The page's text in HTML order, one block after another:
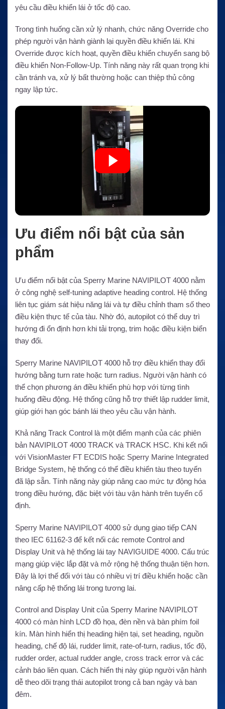
yêu cầu điều khiển lái ở tốc độ cao.
Trong tình huống cần xử lý nhanh, chức năng Override cho
phép người vận hành giành lại quyền điều khiển lái. Khi
Override được kích hoạt, quyền điều khiển chuyển sang bộ
điều khiển Non-Follow-Up. Tính năng này rất quan trọng khi
cần tránh va, xử lý bất thường hoặc can thiệp thủ công
ngay lập tức.
Ưu điểm nổi bật của sản
phẩm
Ưu điểm nổi bật của Sperry Marine NAVIPILOT 4000 nằm
ở công nghệ self-tuning adaptive heading control. Hệ thống
liên tục giám sát hiệu năng lái và tự điều chỉnh tham số theo
điều kiện thực tế của tàu. Nhờ đó, autopilot có thể duy trì
hướng đi ổn định hơn khi tải trọng, trim hoặc điều kiện biển
thay đổi.
Sperry Marine NAVIPILOT 4000 hỗ trợ điều khiển thay đổi
hướng bằng turn rate hoặc turn radius. Người vận hành có
thể chọn phương án điều khiển phù hợp với từng tình
huống điều động. Hệ thống cũng hỗ trợ thiết lập rudder limit,
giúp giới hạn góc bánh lái theo yêu cầu vận hành.
Khả năng Track Control là một điểm mạnh của các phiên
bản NAVIPILOT 4000 TRACK và TRACK HSC. Khi kết nối
với VisionMaster FT ECDIS hoặc Sperry Marine Integrated
Bridge System, hệ thống có thể điều khiển tàu theo tuyến
đã lập sẵn. Tính năng này giúp nâng cao mức tự động hóa
trong điều hướng, đặc biệt với tàu vận hành trên tuyến cố
định.
Sperry Marine NAVIPILOT 4000 sử dụng giao tiếp CAN
theo IEC 61162-3 để kết nối các remote Control and
Display Unit và hệ thống lái tay NAVIGUIDE 4000. Cấu trúc
mạng giúp việc lắp đặt và mở rộng hệ thống thuận tiện hơn.
Đây là lợi thế đối với tàu có nhiều vị trí điều khiển hoặc cần
nâng cấp hệ thống lái trong tương lai.
Control and Display Unit của Sperry Marine NAVIPILOT
4000 có màn hình LCD đồ họa, đèn nền và bàn phím foil
kín. Màn hình hiển thị heading hiện tại, set heading, nguồn
heading, chế độ lái, rudder limit, rate-of-turn, radius, tốc độ,
rudder order, actual rudder angle, cross track error và các
cảnh báo liên quan. Cách hiển thị này giúp người vận hành
dễ theo dõi trạng thái autopilot trong cả ban ngày và ban
đêm.